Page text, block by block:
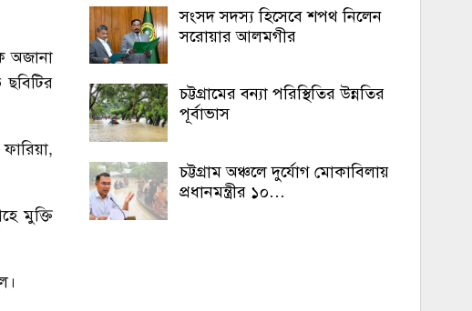
অজানা
মুক্তি
সংসদ সদস্য হিসেবে শপথ নিলেন
সরোয়ার আলমগীর
চট্টগ্রামের বন্যা পরিস্থিতির উন্নতির
পূর্বাভাস
চট্টগ্রাম অঞ্চলে দুর্যোগ মোকাবিলায়
প্রধানমন্ত্রীর ১০…